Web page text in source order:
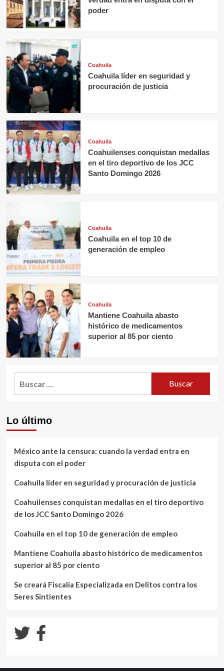
poder
Coahuila
Coahuila líder en seguridad y
procuración de justicia
Coahuila
Coahuilenses conquistan medallas
en el tiro deportivo de los JCC
Santo Domingo 2026
Coahuila
Coahuila en el top 10 de
generación de empleo
Coahuila
Mantiene Coahuila abasto
histórico de medicamentos
superior al 85 por ciento
Lo último
México ante la censura: cuando la verdad entra en
disputa con el poder
Coahuila líder en seguridad y procuración de justicia
Coahuilenses conquistan medallas en el tiro deportivo
de los JCC Santo Domingo 2026
Coahuila en el top 10 de generación de empleo
Mantiene Coahuila abasto histórico de medicamentos
superior al 85 por ciento
Se creará Fiscalía Especializada en Delitos contra los
Seres Sintientes